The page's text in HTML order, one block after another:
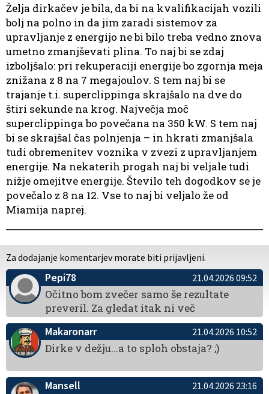
Želja dirkačev je bila, da bi na kvalifikacijah vozili
bolj na polno in da jim zaradi sistemov za
upravljanje z energijo ne bi bilo treba vedno znova
umetno zmanjševati plina. To naj bi se zdaj
izboljšalo: pri rekuperaciji energije bo zgornja meja
znižana z 8 na 7 megajoulov. S tem naj bi se
trajanje t.i. superclippinga skrajšalo na dve do
štiri sekunde na krog. Največja moč
superclippinga bo povečana na 350 kW. S tem naj
bi se skrajšal čas polnjenja – in hkrati zmanjšala
tudi obremenitev voznika v zvezi z upravljanjem
energije. Na nekaterih progah naj bi veljale tudi
nižje omejitve energije. Število teh dogodkov se je
povečalo z 8 na 12. Vse to naj bi veljalo že od
Miamija naprej.
Za dodajanje komentarjev morate biti prijavljeni.
Pepi78 21.04.2026 09:52
Očitno bom zvečer samo še rezultate
preveril. Za gledat itak ni več
Makaronarr
21.04.2026 10:52
Dirke v dežju...a to sploh obstaja? ;)
Mansell 21.04.2026 23:16